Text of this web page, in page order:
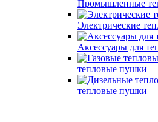
Промышленные
Электрические
Аксессуары для
тепловые пушки
тепловые пушки